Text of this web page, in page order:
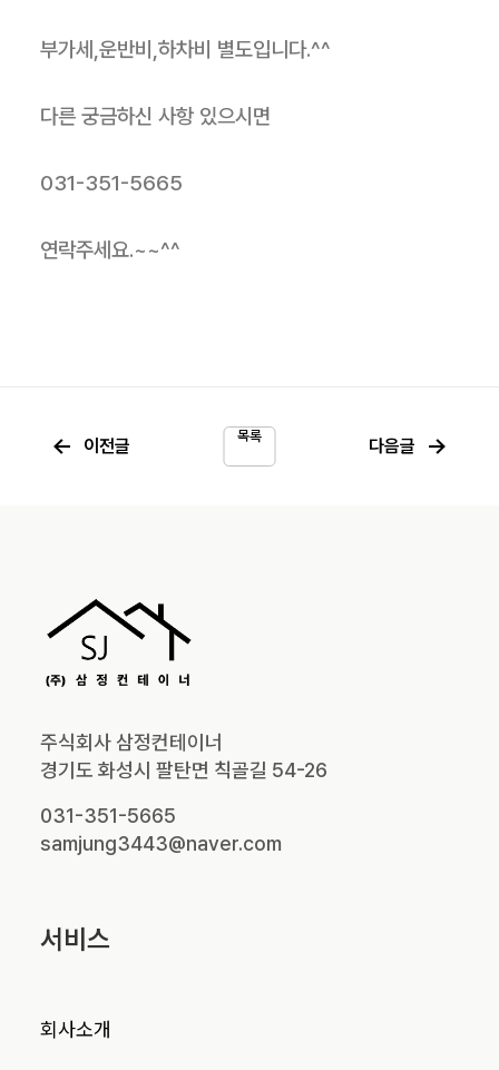
부가세,운반비,하차비 별도입니다.^^
다른 궁금하신 사항 있으시면
031-351-5665
연락주세요.~~^^
목록
← 이전글 다음글 →
주식회사 삼정컨테이너
경기도 화성시 팔탄면 칙골길 54-26
031-351-5665
samjung3443@naver.com
서비스
회사소개